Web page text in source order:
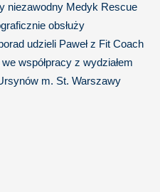
niezawodny Medyk Rescue
obsłuży
udzieli Paweł z Fit Coach
współpracy z wydziałem
m. St. Warszawy